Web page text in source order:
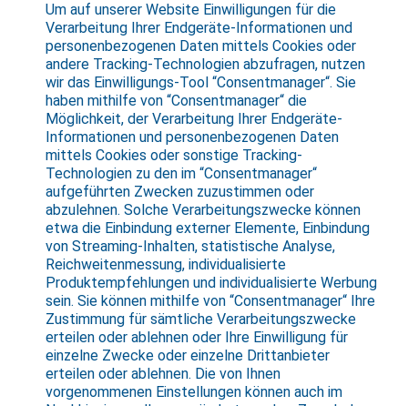
Um auf unserer Website Einwilligungen für die
Verarbeitung Ihrer Endgeräte-Informationen und
personenbezogenen Daten mittels Cookies oder
andere Tracking-Technologien abzufragen, nutzen
wir das Einwilligungs-Tool “Consentmanager“. Sie
haben mithilfe von “Consentmanager“ die
Möglichkeit, der Verarbeitung Ihrer Endgeräte-
Informationen und personenbezogenen Daten
mittels Cookies oder sonstige Tracking-
Technologien zu den im “Consentmanager“
aufgeführten Zwecken zuzustimmen oder
abzulehnen. Solche Verarbeitungszwecke können
etwa die Einbindung externer Elemente, Einbindung
von Streaming-Inhalten, statistische Analyse,
Reichweitenmessung, individualisierte
Produktempfehlungen und individualisierte Werbung
sein. Sie können mithilfe von “Consentmanager“ Ihre
Zustimmung für sämtliche Verarbeitungszwecke
erteilen oder ablehnen oder Ihre Einwilligung für
einzelne Zwecke oder einzelne Drittanbieter
erteilen oder ablehnen. Die von Ihnen
vorgenommenen Einstellungen können auch im